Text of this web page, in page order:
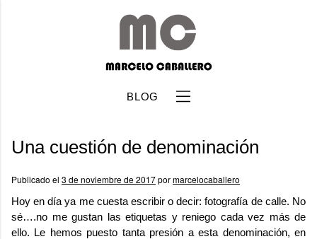
BLOG
Una cuestión de denominación
Publicado el 3 de noviembre de 2017pormarcelocaballero
Hoy en día ya me cuesta escribir o decir: fotografía de calle. No
sé….no me gustan las etiquetas y reniego cada vez más de
ello. Le hemos puesto tanta presión a esta denominación, en